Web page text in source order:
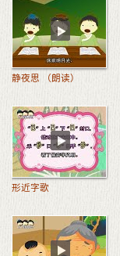
静夜思 （朗读）
形近字歌